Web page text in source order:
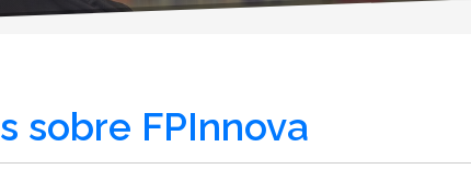
sobre FPInnova